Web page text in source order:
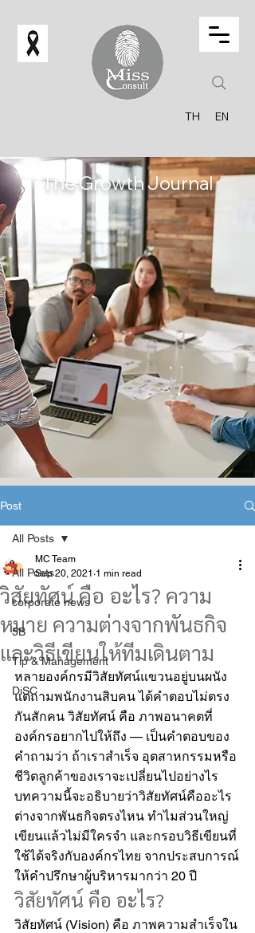
TH EN
The Growth Journal
Post
All Posts
corporate news
5B
Tip & Management
DiSC
All Posts
วิสัยทัศน์ คือ อะไร? ความ
หมาย ความต่างจากพันธกิจ
และวิธีเขียนให้ทีมเดินตาม
MC Team
Sep 20, 2021 1 min read
หลายองค์กรมีวิสัยทัศน์แขวนอยู่บนผนัง
แต่ถามพนักงานสิบคน ได้คำตอบไม่ตรง
กันสักคน วิสัยทัศน์ คือ ภาพอนาคตที่
องค์กรอยากไปให้ถึง — เป็นคำตอบของ
คำถามว่า ถ้าเราสำเร็จ อุตสาหกรรมหรือ
ชีวิตลูกค้าของเราจะเปลี่ยนไปอย่างไร
บทความนี้จะอธิบายว่าวิสัยทัศน์คืออะไร
ต่างจากพันธกิจตรงไหน ทำไมส่วนใหญ่
เขียนแล้วไม่มีใครจำ และกรอบวิธีเขียนที่
ใช้ได้จริงกับองค์กรไทย จากประสบการณ์
ให้คำปรึกษาผู้บริหารมากว่า 20 ปี
วิสัยทัศน์ คือ อะไร?
วิสัยทัศน์ (Vision) คือ ภาพความสำเร็จใน